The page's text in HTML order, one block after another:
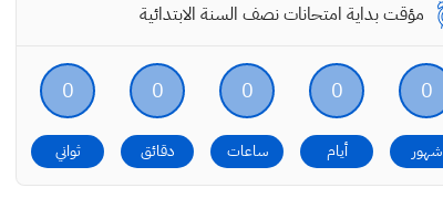
مؤقت بداية امتحانات نصف السنة الابتدائية
0
شهور
0
أيام
0
ساعات
0
دقائق
0
ثواني